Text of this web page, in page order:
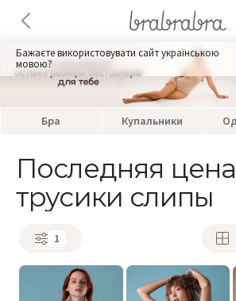
Бажаєте використовувати сайт українською
мовою?
Бра Купальники
Последняя
трусики слипы
1